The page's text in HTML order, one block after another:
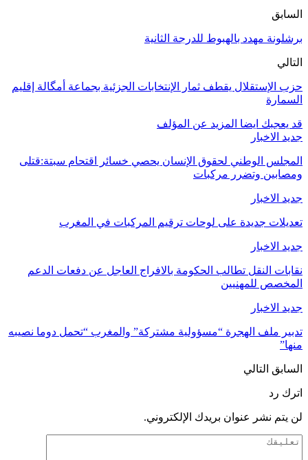
السابق
برشلونة مهدد بالهبوط للدرجة الثانية
التالي
حزب الإستقلال يقطف ثمار الإنتخابات الجزئية بجماعة أمگالة إقليم
السمارة
قد يعجبك ايضا المزيد عن المؤلف
جديد الاخبار
المجلس الوطني لحقوق الإنسان يحصي خسائر اقتحام سبتة:قتلى
ومصابين وتضرر مركبات
جديد الاخبار
تعديلات جديدة على لوحات ترقيم المركبات في المغرب
جديد الاخبار
نقابات النقل تطالب الحكومة بالافراج العاجل عن دفعات الدعم
المخصص للمهنيين
جديد الاخبار
تدبير ملف الهجرة “مسؤولية مشتركة” والمغرب “تحمل دوما نصيبه
منها”
السابق التالي
اترك رد
لن يتم نشر عنوان بريدك الإلكتروني.